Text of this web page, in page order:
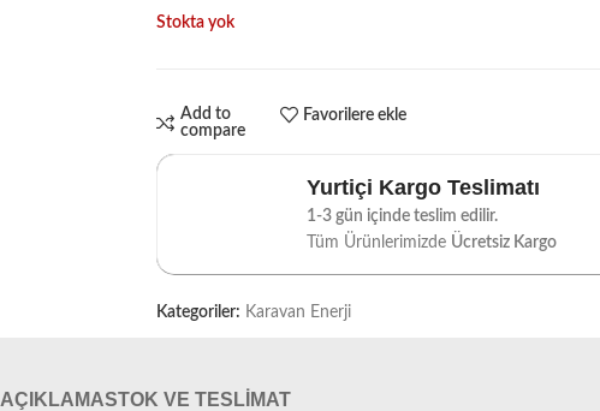
Stokta yok
Add to
compare
Favorilere ekle
Yurtiçi Kargo Teslimatı
1-3 gün içinde teslim edilir.
Tüm Ürünlerimizde Ücretsiz Kargo
Kategoriler: Karavan Enerji
AÇIKLAMASTOK VE TESLIMAT